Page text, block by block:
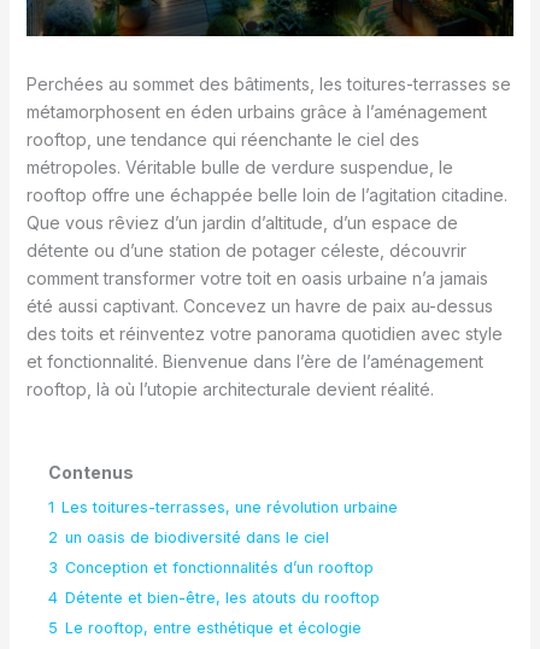
Perchées au sommet des bâtiments, les toitures-terrasses se
métamorphosent en éden urbains grâce à l’aménagement
rooftop, une tendance qui réenchante le ciel des
métropoles. Véritable bulle de verdure suspendue, le
rooftop offre une échappée belle loin de l’agitation citadine.
Que vous rêviez d’un jardin d’altitude, d’un espace de
détente ou d’une station de potager céleste, découvrir
comment transformer votre toit en oasis urbaine n’a jamais
été aussi captivant. Concevez un havre de paix au-dessus
des toits et réinventez votre panorama quotidien avec style
et fonctionnalité. Bienvenue dans l’ère de l’aménagement
rooftop, là où l’utopie architecturale devient réalité.
Contenus
1 Les toitures-terrasses, une révolution urbaine
2 un oasis de biodiversité dans le ciel
3 Conception et fonctionnalités d’un rooftop
4 Détente et bien-être, les atouts du rooftop
5 Le rooftop, entre esthétique et écologie